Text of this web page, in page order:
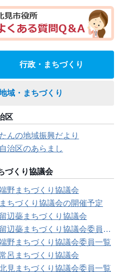
行政・まちづくり
域・まちづくり
区
たんの地域振興だより
自治区のあらまし
づくり協議会
野まちづくり協議会
まちづくり協議会の開催予定
留辺蘂まちづくり協議会
留辺蘂まちづくり協議会委員一覧
野まちづくり協議会委員一覧
呂まちづくり協議会
見まちづくり協議会委員一覧